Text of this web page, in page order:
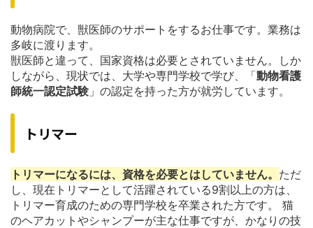
動物病院で、獣医師のサポートをするお仕事です。業務は
多岐に渡ります。
獣医師と違って、国家資格は必要とされていません。しか
しながら、現状では、大学や専門学校で学び、「動物看護
師統一認定試験 」の認定を持った方が就労しています。
トリマー
トリマーになるには、資格を必要とはしていません。 ただ
し、現在トリマーとして活躍されている9割以上の方は、
トリマー育成のための専門学校を卒業された方です。 猫
のヘアカットやシャンプーが主な仕事ですが、かなりの技